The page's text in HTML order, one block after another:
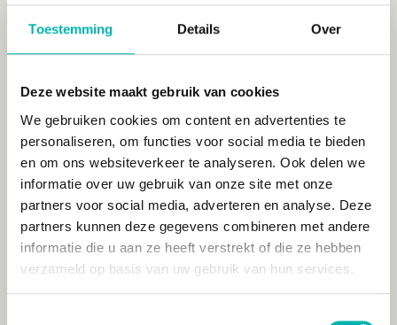
Toestemming Details Over
Deze website maakt gebruik van cookies
We gebruiken cookies om content en advertenties te
personaliseren, om functies voor social media te bieden
en om ons websiteverkeer te analyseren. Ook delen we
informatie over uw gebruik van onze site met onze
partners voor social media, adverteren en analyse. Deze
partners kunnen deze gegevens combineren met andere
informatie die u aan ze heeft verstrekt of die ze hebben
verzameld op basis van uw gebruik van hun services.
voorkomt ernstiger klachten op de lange termijn.
Bovendien zorgt de massage voor een diepe
ontspanning: medewerkers komen even los van
geconcentreerd terug naar hun werk.
Hoe ziet een stoelmassage
eruit?
De medewerker neemt plaats op een speciaal
ontworpen stoel, waarbij de buik tegen een kussen
rust en het gezicht op een kussen steunt. In deze
houding kan het lichaam volledig ontspannen. Wij